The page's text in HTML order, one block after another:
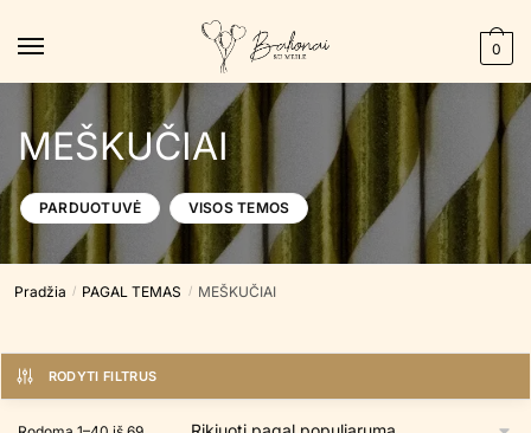
0
MEŠKUČIAI
PARDUOTUVĖ VISOS TEMOS
Pradžia / PAGAL TEMAS / MEŠKUČIAI
RODYTI FILTRUS